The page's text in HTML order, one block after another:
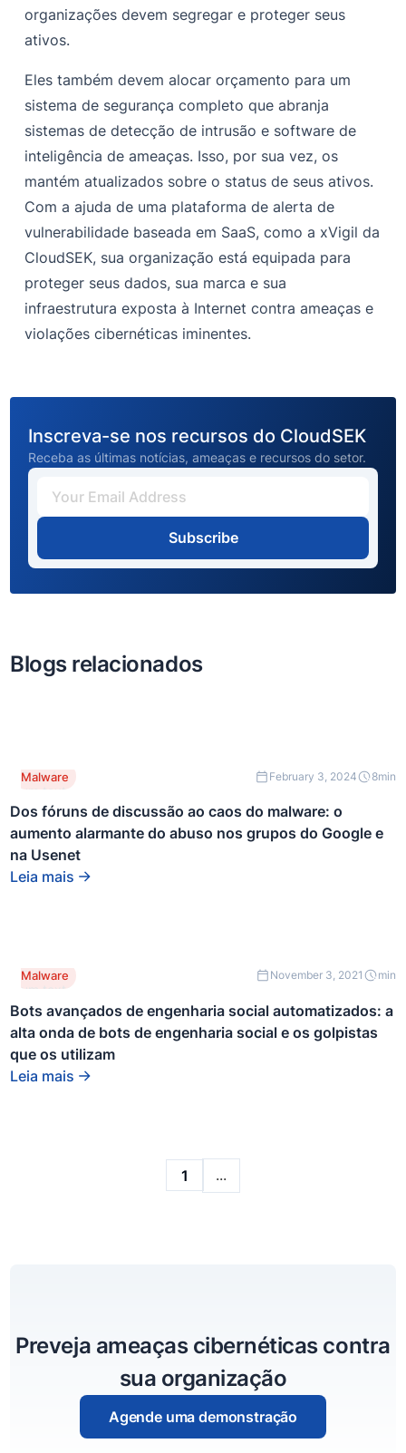
organizações devem segregar e proteger seus
ativos.
Eles também devem alocar orçamento para um
sistema de segurança completo que abranja
sistemas de detecção de intrusão e software de
inteligência de ameaças. Isso, por sua vez, os
mantém atualizados sobre o status de seus ativos.
Com a ajuda de uma plataforma de alerta de
vulnerabilidade baseada em SaaS, como a xVigil da
CloudSEK, sua organização está equipada para
proteger seus dados, sua marca e sua
infraestrutura exposta à Internet contra ameaças e
violações cibernéticas iminentes.
Inscreva-se nos recursos do CloudSEK
Receba as últimas notícias, ameaças e recursos do setor.
Subscribe
Blogs relacionados
Este é
um texto
dentro
de um
bloco
div.
Malware February 3, 2024 8min
Dos fóruns de discussão ao caos do malware: o
aumento alarmante do abuso nos grupos do Google e
na Usenet
Leia mais
Este é
um texto
dentro
de um
bloco
Malware November 3, 2021 min
Bots avançados de engenharia social automatizados: a
alta onda de bots de engenharia social e os golpistas
que os utilizam
Leia mais
1 ...
Preveja ameaças cibernéticas contra
sua organização
Agende uma demonstração